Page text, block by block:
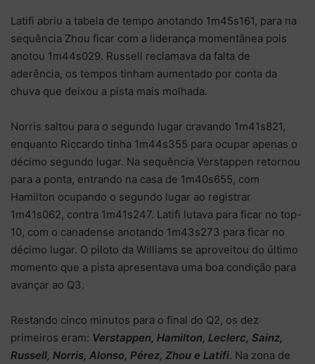
Latifi abriu a tabela de tempo anotando 1m45s161, para na
sequência Zhou ficar com a liderança momentânea pois
anotou 1m44s029. Russell reclamava da falta de
aderência, os tempos tinham aumentado por conta da
chuva que deixou a pista mais molhada.
Norris saltou para o segundo lugar cravando 1m41s821,
enquanto Riccardo tinha 1m44s355 para ocupar apenas o
décimo segundo lugar. Na sequência Verstappen retornou
para a ponta, entrando na casa de 1m40s655, com
Hamilton ocupando o segundo lugar ao registrar
1m41s062, contra 1m41s247. Latifi lutava para ficar no top-
10, com o canadense anotando 1m43s273 para ficar no
décimo lugar. O piloto da Williams se aproveitou do último
momento que a pista apresentava uma boa condição para
avançar ao Q3.
Restando cinco minutos para o final do Q2, os dez
primeiros eram: Verstappen, Hamilton, Leclerc, Sainz,
Russell, Norris, Alonso, Pérez, Zhou e Latifi. Na zona de